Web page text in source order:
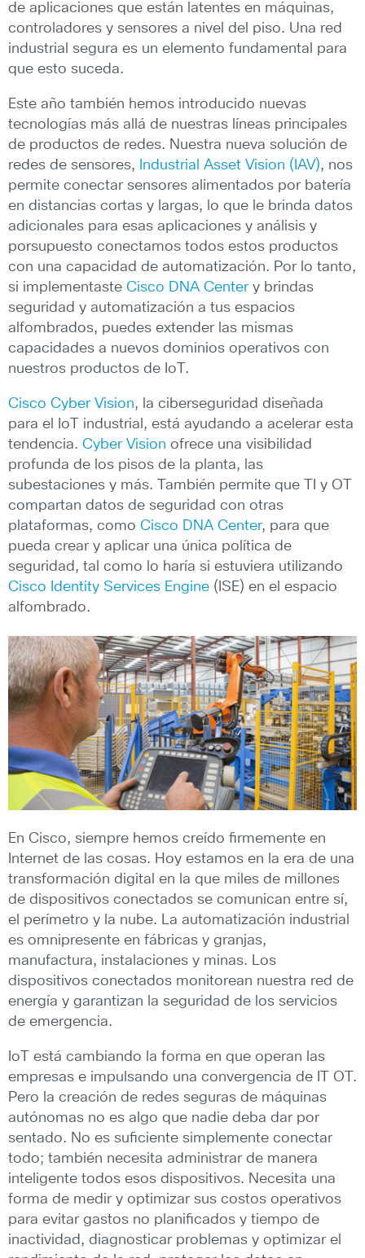
de aplicaciones que están latentes en máquinas,
controladores y sensores a nivel del piso. Una red
industrial segura es un elemento fundamental para
que esto suceda.
Este año también hemos introducido nuevas
tecnologías más allá de nuestras líneas principales
de productos de redes. Nuestra nueva solución de
redes de sensores,
Industrial Asset Vision (IAV), nos
permite conectar sensores alimentados por batería
en distancias cortas y largas, lo que le brinda datos
adicionales para esas aplicaciones y análisis y
porsupuesto conectamos todos estos productos
con una capacidad de automatización. Por lo tanto,
si implementaste Cisco DNA Centery brindas
seguridad y automatización a tus espacios
alfombrados, puedes extender las mismas
capacidades a nuevos dominios operativos con
nuestros productos de IoT.
Cisco Cyber ​​Vision, la ciberseguridad diseñada
para el IoT industrial, está ayudando a acelerar esta
tendencia. Cyber ​​Vision ofrece una visibilidad
profunda de los pisos de la planta, las
subestaciones y más. También permite que TI y OT
compartan datos de seguridad con otras
plataformas, como Cisco DNA Center, para que
pueda crear y aplicar una única política de
seguridad, tal como lo haría si estuviera utilizando
Cisco Identity Services Engine (ISE) en el espacio
alfombrado.
En Cisco, siempre hemos creído firmemente en
Internet de las cosas. Hoy estamos en la era de una
transformación digital en la que miles de millones
de dispositivos conectados se comunican entre sí,
el perímetro y la nube. La automatización industrial
es omnipresente en fábricas y granjas,
manufactura, instalaciones y minas. Los
dispositivos conectados monitorean nuestra red de
energía y garantizan la seguridad de los servicios
de emergencia.
IoT está cambiando la forma en que operan las
empresas e impulsando una convergencia de IT OT.
Pero la creación de redes seguras de máquinas
autónomas no es algo que nadie deba dar por
sentado. No es suficiente simplemente conectar
todo; también necesita administrar de manera
inteligente todos esos dispositivos. Necesita una
forma de medir y optimizar sus costos operativos
para evitar gastos no planificados y tiempo de
inactividad, diagnosticar problemas y optimizar el